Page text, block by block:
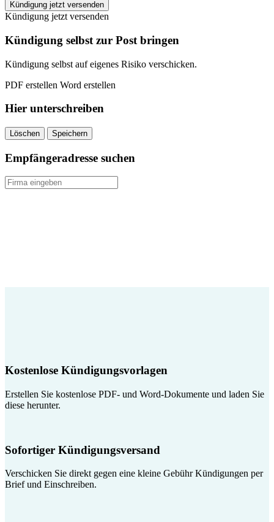
WEB.DE
Handyvertrag
kündigen
quantity
Kündigung jetzt versenden
Kündigung jetzt versenden
Kündigung selbst zur Post bringen
Kündigung selbst auf eigenes Risiko verschicken.
PDF erstellen Word erstellen
Hier unterschreiben
Löschen Speichern
Empfängeradresse suchen
Kostenlose Kündigungsvorlagen
Erstellen Sie kostenlose PDF- und Word-Dokumente und laden Sie
diese herunter.
Sofortiger Kündigungsversand
Verschicken Sie direkt gegen eine kleine Gebühr Kündigungen per
Brief und Einschreiben.